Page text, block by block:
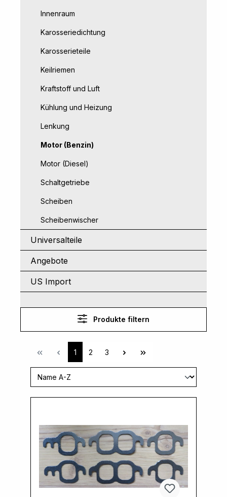
Innenraum
Karosseriedichtung
Karosserieteile
Keilriemen
Kraftstoff und Luft
Kühlung und Heizung
Lenkung
Motor (Benzin)
Motor (Diesel)
Schaltgetriebe
Scheiben
Scheibenwischer
Universalteile
Angebote
US Import
Produkte filtern
1 2 3